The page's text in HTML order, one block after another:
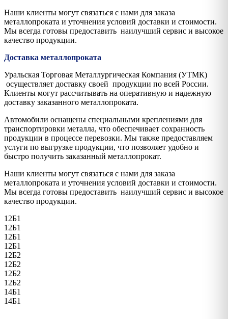
Наши клиенты могут связаться с нами для заказа
металлопроката и уточнения условий доставки и стоимости.
Мы всегда готовы предоставить наилучший сервис и высокое
качество продукции.
Доставка металлопроката
Уральская Торговая Металлургическая Компания (УТМК)
осуществляет доставку своей продукции по всей России.
Клиенты могут рассчитывать на оперативную и надежную
доставку заказанного металлопроката.
Автомобили оснащены специальными креплениями для
транспортировки металла, что обеспечивает сохранность
продукции в процессе перевозки. Мы также предоставляем
услуги по выгрузке продукции, что позволяет удобно и
быстро получить заказанный металлопрокат.
Наши клиенты могут связаться с нами для заказа
металлопроката и уточнения условий доставки и стоимости.
Мы всегда готовы предоставить наилучший сервис и высокое
качество продукции.
12Б1
12Б1
12Б1
12Б1
12Б2
12Б2
12Б2
12Б2
14Б1
14Б1